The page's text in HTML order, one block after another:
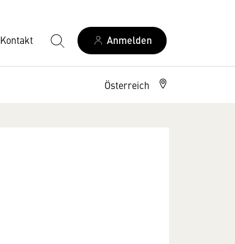
Kontakt Anmelden
Österreich